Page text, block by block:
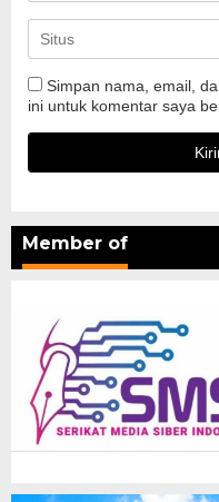
Simpan nama, email,
ini untuk komentar saya
Member of